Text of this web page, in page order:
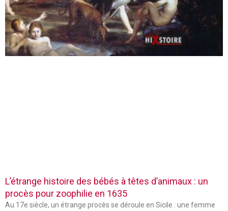
L’étrange histoire des bébés à têtes d’animaux : un
procès pour zoophilie en 1635
Au 17e siècle, un étrange procès se déroule en Sicile : une femme